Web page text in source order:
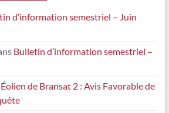
d’information semestriel – Juin
Bulletin d’information semestriel –
de Bransat 2 : Avis Favorable de